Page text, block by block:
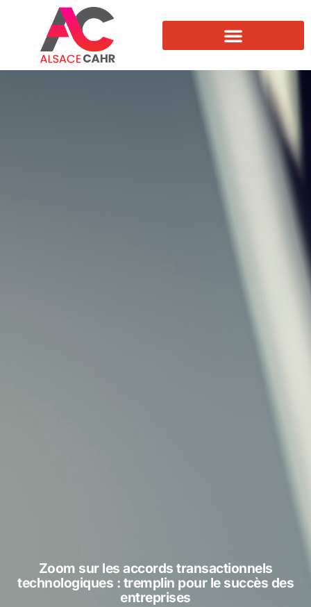
Zoom sur les accords transactionnels
technologiques : tremplin pour le succès des
entreprises